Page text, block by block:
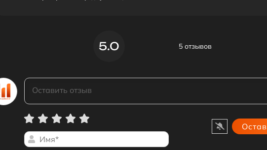
5.0 5 отзывов
Имя*